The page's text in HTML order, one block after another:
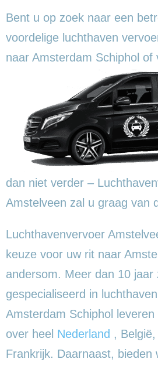
Bent u op zoek naar een
voordelige luchthaven
naar Amsterdam Schiphol of
dan niet verder –
Amstelveen zal u graag van
Luchthavenvervoer
keuze voor uw rit naar
andersom. Meer dan 10 jaar
gespecialiseerd in
Amsterdam Schiphol
over heel Nederland ,
Frankrijk. Daarnaast, bieden